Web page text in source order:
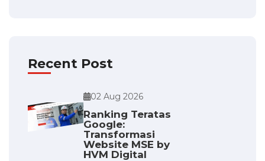
Recent Post
02 Aug 2026
Ranking Teratas
Google:
Transformasi
Website MSE by
HVM Digital